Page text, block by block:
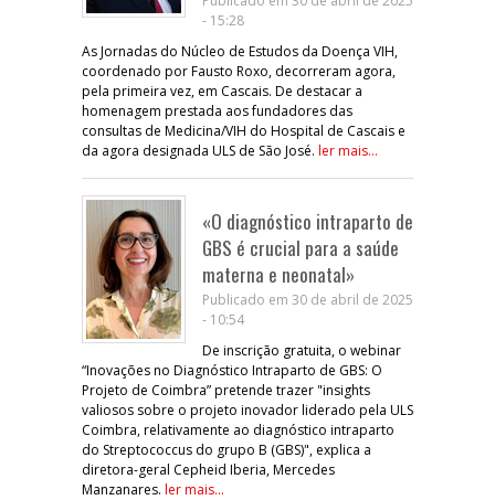
- 15:28
As Jornadas do Núcleo de Estudos da Doença VIH,
coordenado por Fausto Roxo, decorreram agora,
pela primeira vez, em Cascais. De destacar a
homenagem prestada aos fundadores das
consultas de Medicina/VIH do Hospital de Cascais e
da agora designada ULS de São José. ler mais...
«O diagnóstico intraparto de
GBS é crucial para a saúde
materna e neonatal»
Publicado em 30 de abril de 2025
- 10:54
De inscrição gratuita, o webinar
“Inovações no Diagnóstico Intraparto de GBS: O
Projeto de Coimbra” pretende trazer "insights
valiosos sobre o projeto inovador liderado pela ULS
Coimbra, relativamente ao diagnóstico intraparto
do Streptococcus do grupo B (GBS)", explica a
diretora-geral Cepheid Iberia, Mercedes
Manzanares. ler mais...